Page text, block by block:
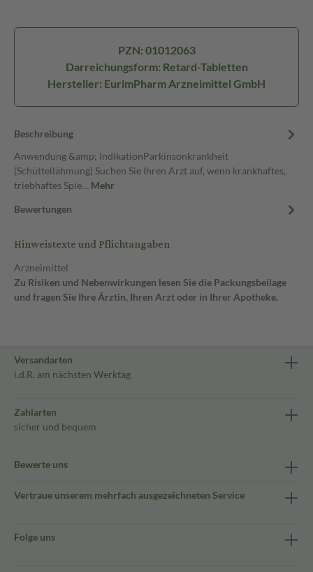
PZN: 01012063
Darreichungsform: Retard-Tabletten
Hersteller: EurimPharm Arzneimittel GmbH
Beschreibung
Anwendung &amp; IndikationParkinsonkrankheit
(Schüttellähmung) Suchen Sie Ihren Arzt auf, wenn krankhaftes,
triebhaftes Spie… Mehr
Bewertungen
Hinweistexte und Pflichtangaben
Arzneimittel
Zu Risiken und Nebenwirkungen lesen Sie die Packungsbeilage
und fragen Sie Ihre Ärztin, Ihren Arzt oder in Ihrer Apotheke.
Versandarten
i.d.R. am nächsten Werktag
Zahlarten
sicher und bequem
Bewerte uns
Vertraue unserem mehrfach ausgezeichneten Service
Folge uns